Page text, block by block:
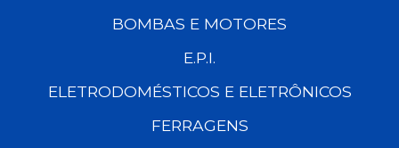
BOMBAS E MOTORES
E.P.I.
ELETRODOMÉSTICOS E ELETRÔNICOS
FERRAGENS